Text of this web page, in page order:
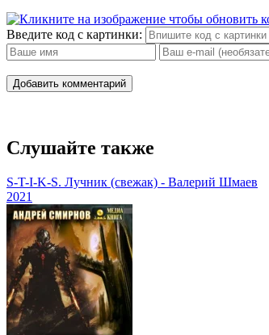
Введите код с картинки:
Добавить комментарий
Слушайте также
S-T-I-K-S. Лучник (свежак) - Валерий Шмаев
2021